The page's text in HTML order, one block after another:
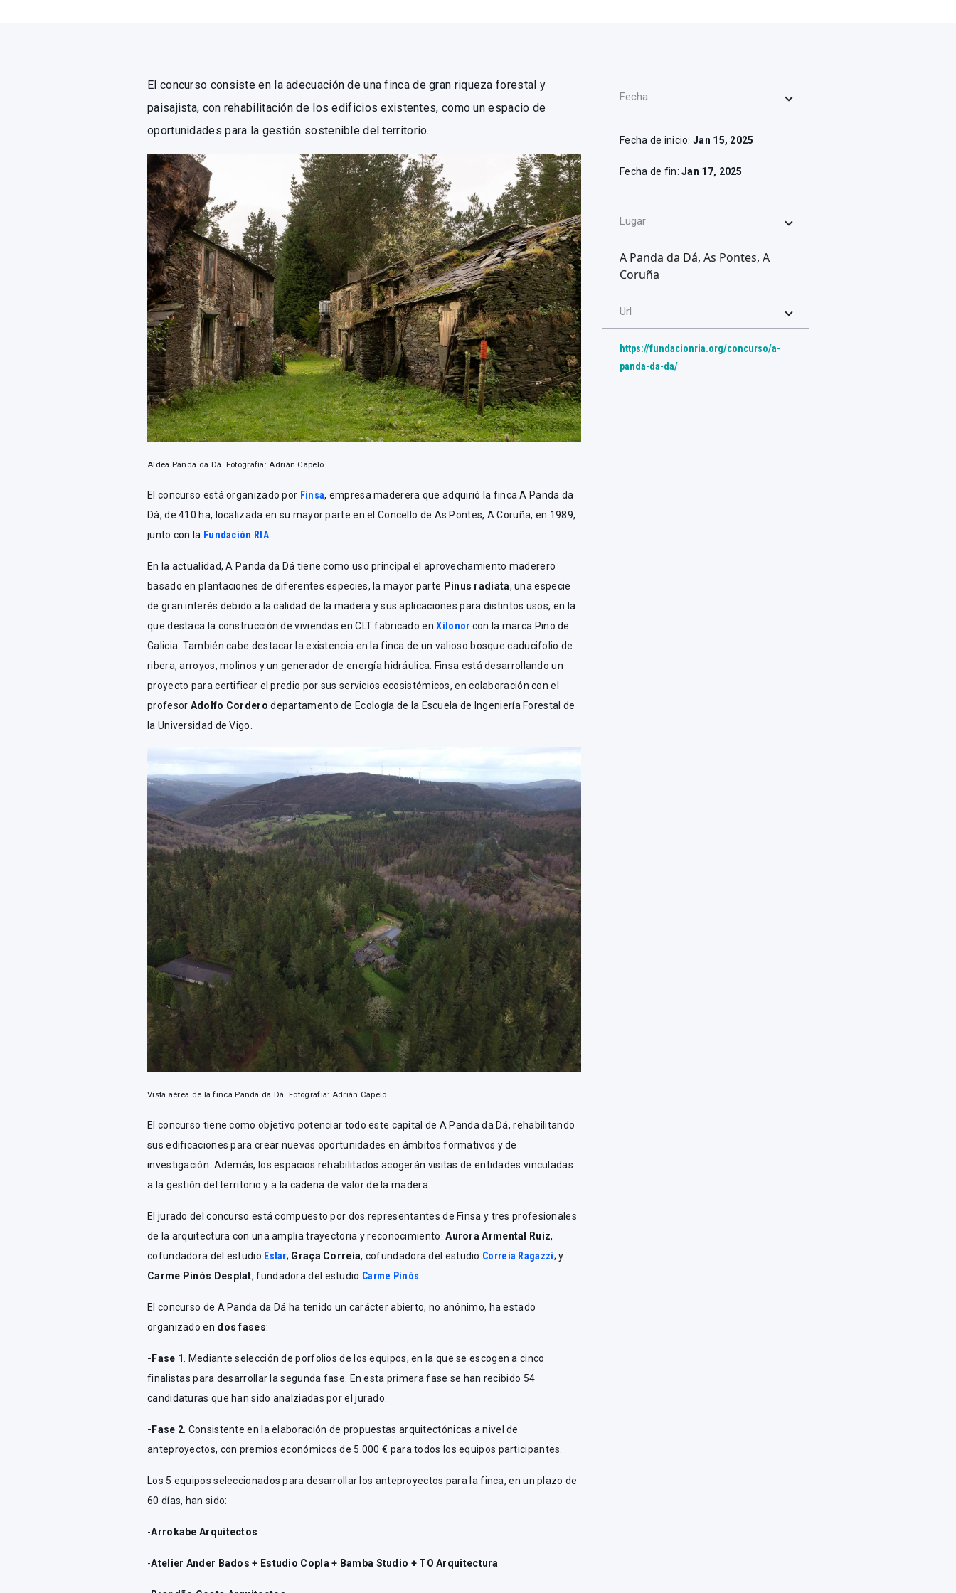
El concurso consiste en la adecuación de una finca de gran riqueza forestal y
paisajista, con rehabilitación de los edificios existentes, como un espacio de
oportunidades para la gestión sostenible del territorio.
Aldea Panda da Dá. Fotografía: Adrián Capelo.
El concurso está organizado por Finsa, empresa maderera que adquirió la finca A Panda da
Dá, de 410 ha, localizada en su mayor parte en el Concello de As Pontes, A Coruña, en 1989,
junto con la Fundación RIA.
En la actualidad, A Panda da Dá tiene como uso principal el aprovechamiento maderero
basado en plantaciones de diferentes especies, la mayor parte Pinus radiata, una especie
de gran interés debido a la calidad de la madera y sus aplicaciones para distintos usos, en la
que destaca la construcción de viviendas en CLT fabricado enXilonor con la marca Pino de
Galicia. También cabe destacar la existencia en la finca de un valioso bosque caducifolio de
ribera, arroyos, molinos y un generador de energía hidráulica. Finsa está desarrollando un
proyecto para certificar el predio por sus servicios ecosistémicos, en colaboración con el
profesor Adolfo Cordero departamento de Ecología de la Escuela de Ingeniería Forestal de
la Universidad de Vigo.
Vista aérea de la finca Panda da Dá. Fotografía: Adrián Capelo.
El concurso tiene como objetivo potenciar todo este capital de A Panda da Dá, rehabilitando
sus edificaciones para crear nuevas oportunidades en ámbitos formativos y de
investigación. Además, los espacios rehabilitados acogerán visitas de entidades vinculadas
a la gestión del territorio y a la cadena de valor de la madera.
El jurado del concurso está compuesto por dos representantes de Finsa y tres profesionales
de la arquitectura con una amplia trayectoria y reconocimiento:Aurora Armental Ruiz,
cofundadora del estudio Estar; Graça Correia, cofundadora del estudio Correia Ragazzi; y
Carme Pinós Desplat, fundadora del estudio Carme Pinós
El concurso de A Panda da Dá ha tenido un carácter abierto, no anónimo, ha estado
organizado en dos fases:
-Fase 1
. Mediante selección de porfolios de los equipos, en la que se escogen a cinco
finalistas para desarrollar la segunda fase. En esta primera fase se han recibido 54
candidaturas que han sido analziadas por el jurado.
-Fase 2 . Consistente en la elaboración de propuestas arquitectónicas a nivel de
anteproyectos, con premios económicos de 5.000 € para todos los equipos participantes.
Los 5 equipos seleccionados para desarrollar los anteproyectos para la finca, en un plazo de
60 días, han sido:
-Arrokabe Arquitectos
-Atelier Ander Bados + Estudio Copla + Bamba Studio + TO Arquitectura
Fecha
Fecha de inicio:Jan 15, 2025
Fecha de fin:Jan 17, 2025
Lugar
A Panda da Dá, As Pontes, A
Coruña
Url
https://fundacionria.org/concurso/a-
panda-da-da/